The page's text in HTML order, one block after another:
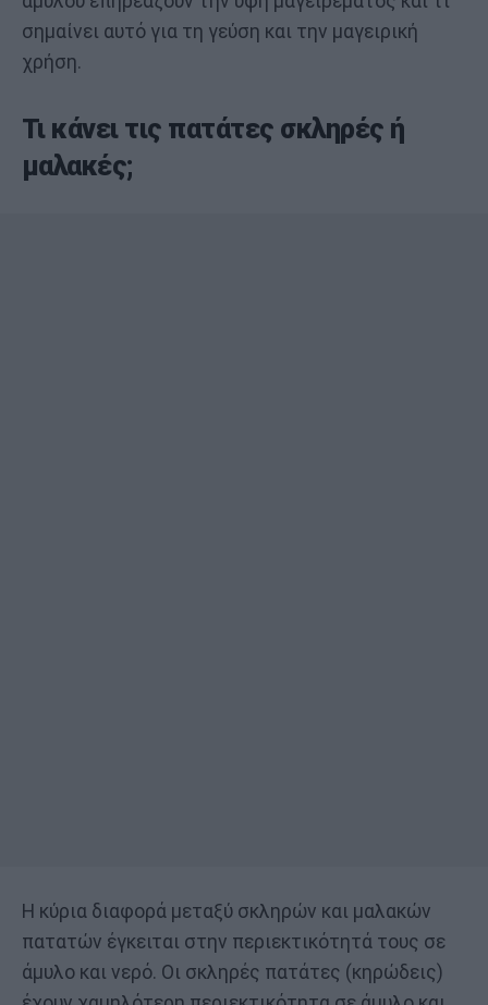
σημαίνει αυτό για τη γεύση και την μαγειρική
χρήση.
Τι κάνει τις πατάτες σκληρές ή
μαλακές;
Η κύρια διαφορά μεταξύ σκληρών και μαλακών
πατατών έγκειται στην περιεκτικότητά τους σε
άμυλο και νερό. Οι σκληρές πατάτες (κηρώδεις)